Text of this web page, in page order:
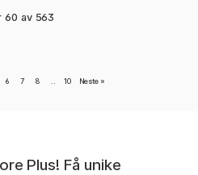
60 av 563
6 7 8 10 Neste »
Plus! Få unike